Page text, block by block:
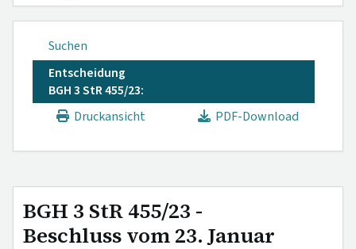
Suchen
Entscheidung
BGH 3 StR 455/23:
Druckansicht
PDF-Download
BGH 3 StR 455/23 -
Beschluss vom 23. Januar